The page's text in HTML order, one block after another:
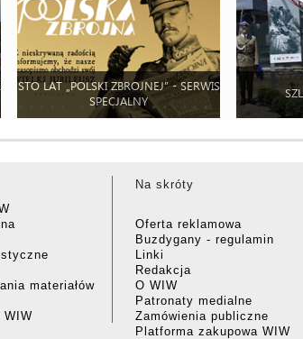
STO LAT „POLSKI ZBROJNEJ” - SERWIS
SPECJALNY
materiałów
WIW
Na skróty
Oferta reklamowa
Buzdygany - regulamin
Linki
Redakcja
O WIW
Patronaty medialne
Zamówienia publiczne
Platforma zakupowa WIW